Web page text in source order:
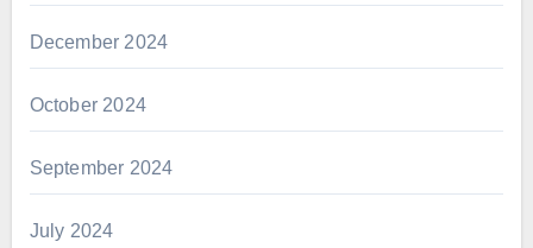
December 2024
October 2024
September 2024
July 2024